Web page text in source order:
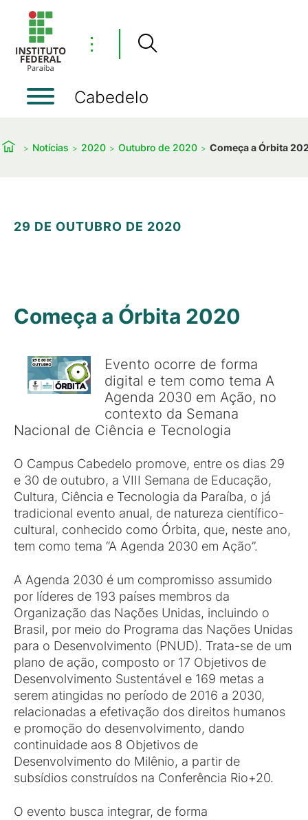
⋮
Cabedelo
Notícias 2020 Outubro de 2020 Começa a Órbita
29 DE OUTUBRO DE 2020
Começa a Órbita 2020
Evento ocorre de forma
digital e tem como tema A
Agenda 2030 em Ação, no
contexto da Semana
Nacional de Ciência e Tecnologia
O Campus Cabedelo promove, entre os dias 29
e 30 de outubro, a VIII Semana de Educação,
Cultura, Ciência e Tecnologia da Paraíba, o já
tradicional evento anual, de natureza científico-
cultural, conhecido como Órbita, que, neste ano,
tem como tema “A Agenda 2030 em Ação”.
A Agenda 2030 é um compromisso assumido
por líderes de 193 países membros da
Organização das Nações Unidas, incluindo o
Brasil, por meio do Programa das Nações Unidas
para o Desenvolvimento (PNUD). Trata-se de um
plano de ação, composto or 17 Objetivos de
Desenvolvimento Sustentável e 169 metas a
serem atingidas no período de 2016 a 2030,
relacionadas a efetivação dos direitos humanos
e promoção do desenvolvimento, dando
continuidade aos 8 Objetivos de
Desenvolvimento do Milênio, a partir de
subsídios construídos na Conferência Rio+20.
O evento busca integrar, de forma